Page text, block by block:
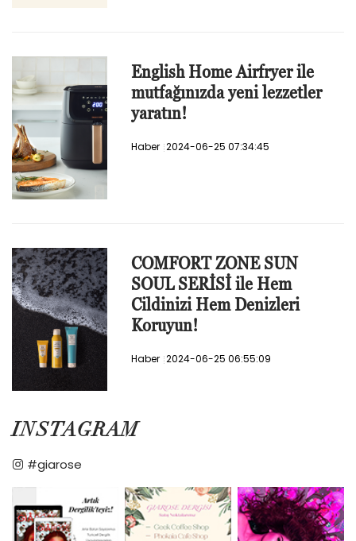
English Home Airfryer ile
mutfağınızda yeni lezzetler
yaratın!
Haber 2024-06-25 07:34:45
COMFORT ZONE SUN
SOUL SERİSİ ile Hem
Cildinizi Hem Denizleri
Koruyun!
Haber 2024-06-25 06:55:09
INSTAGRAM
#giarose